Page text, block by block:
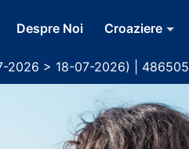
Despre Noi Croaziere
2026 > 18-07-2026) | 486505